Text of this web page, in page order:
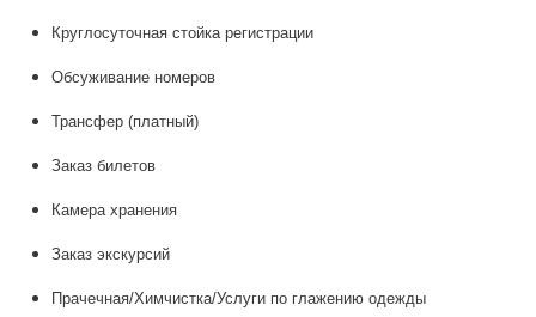
Круглосуточная стойка регистрации
Обсуживание номеров
Трансфер (платный)
Заказ билетов
Камера хранения
Заказ экскурсий
Прачечная/Химчистка/Услуги по глажению одежды